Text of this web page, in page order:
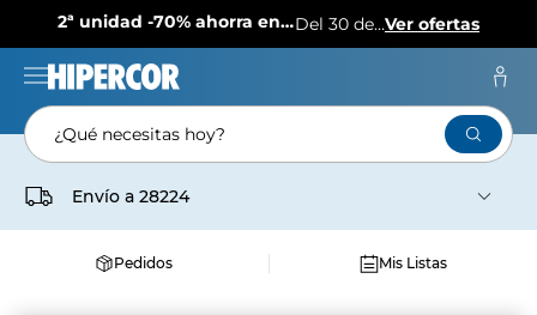
2ª unidad -70% ahorra en más de 1.000 productos Del 30 de julio al 12 de agostoVer ofertas
¿Qué necesitas hoy?
Envío a 28224
Pedidos Mis Listas